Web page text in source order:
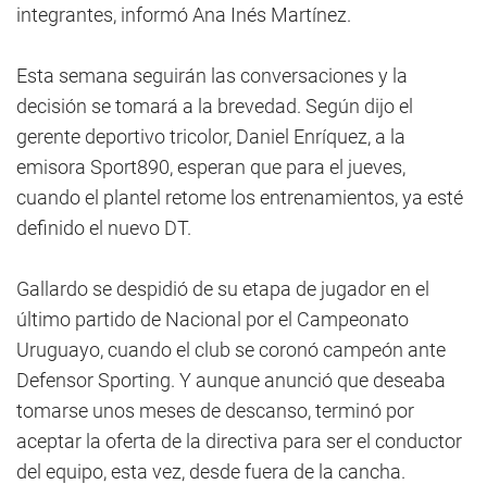
integrantes, informó Ana Inés Martínez.
Esta semana seguirán las conversaciones y la
decisión se tomará a la brevedad. Según dijo el
gerente deportivo tricolor, Daniel Enríquez, a la
emisora Sport890, esperan que para el jueves,
cuando el plantel retome los entrenamientos, ya esté
definido el nuevo DT.
Gallardo se despidió de su etapa de jugador en el
último partido de Nacional por el Campeonato
Uruguayo, cuando el club se coronó campeón ante
Defensor Sporting. Y aunque anunció que deseaba
tomarse unos meses de descanso, terminó por
aceptar la oferta de la directiva para ser el conductor
del equipo, esta vez, desde fuera de la cancha.